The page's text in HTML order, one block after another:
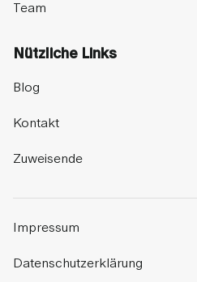
Team
Nützliche Links
Blog
Kontakt
Zuweisende
Impressum
Datenschutzerklärung